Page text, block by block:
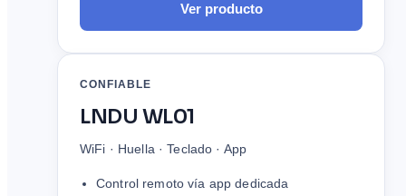
Ver producto
CONFIABLE
LNDU WL01
WiFi · Huella · Teclado · App
Control remoto vía app dedicada